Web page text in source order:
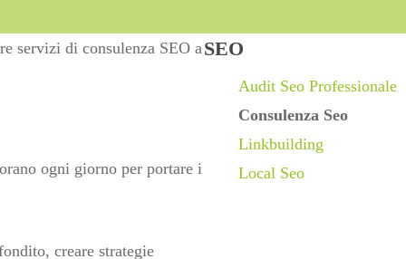
servizi di consulenza SEO a
ogni giorno per portare i
creare strategie
SEO
Audit Seo Professionale
Consulenza Seo
Linkbuilding
Local Seo